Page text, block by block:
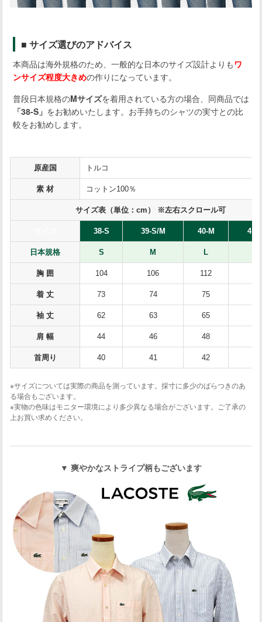
■ サイズ選びのアドバイス
本商品は海外規格のため、一般的な日本のサイズ設計よりもワ
ンサイズ程度大きめの作りになっています。
普段日本規格のMサイズを着用されている方の場合、同商品では
「38-S」 をお勧めいたします。お手持ちのシャツの実寸との比
較をお勧めします。
原産国 トルコ
素 材 コットン100％
サイズ表（単位：cm） ※左右スクロール可
38-S 39-S/M 40-M 41-
日本規格 S M L
胸 囲 104 106 112
着 丈 73 74 75
袖 丈 62 63 65
肩 幅 44 46 48
首周り 40 41 42
※サイズについては実際の商品を測っています。採寸に多少のばらつきのあ
る場合もございます。
※実物の色味はモニター環境により多少異なる場合がございます。ご了承の
上お買い求めください。
▼ 爽やかなストライプ柄もございます